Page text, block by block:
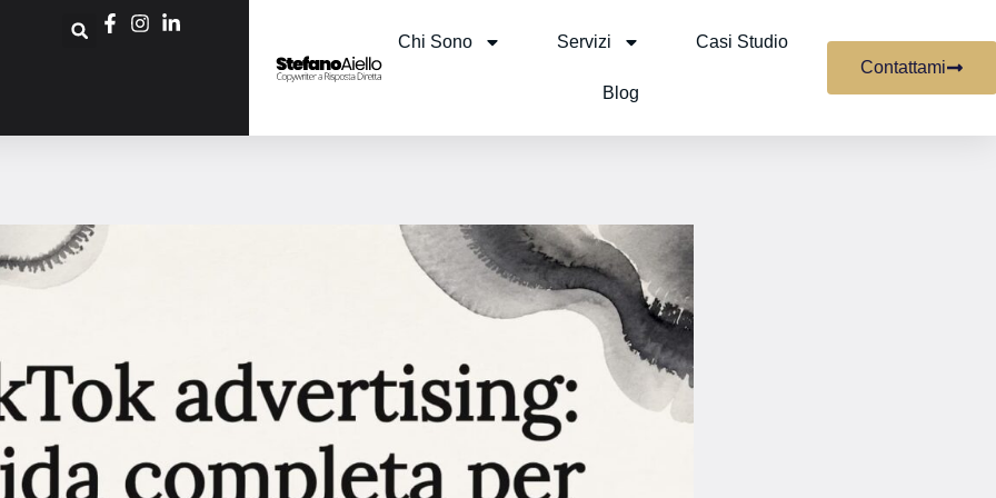
Chi Sono Servizi Casi Studio
Blog
Contattami